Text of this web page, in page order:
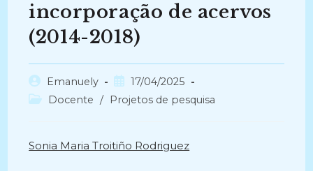
incorporação de acervos
(2014-2018)
Autor
do
Emanuely
Post
publicado:
17/04/2025
Categoria
Docente / Projetos de pesquisa
Sonia Maria Troitiño Rodriguez